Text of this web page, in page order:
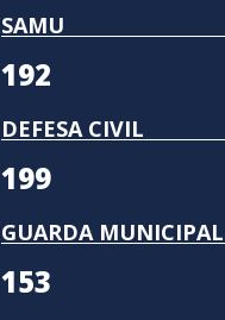
SAMU
192
DEFESA CIVIL
199
GUARDA MUNICIPAL
153